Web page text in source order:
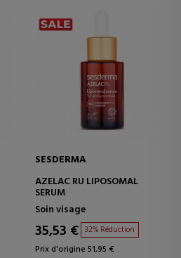
SESDERMA
AZELAC RU LIPOSOMAL
SERUM
Soin visage
35,53 € 32% Réduction
Prix d'origine 51,95 €